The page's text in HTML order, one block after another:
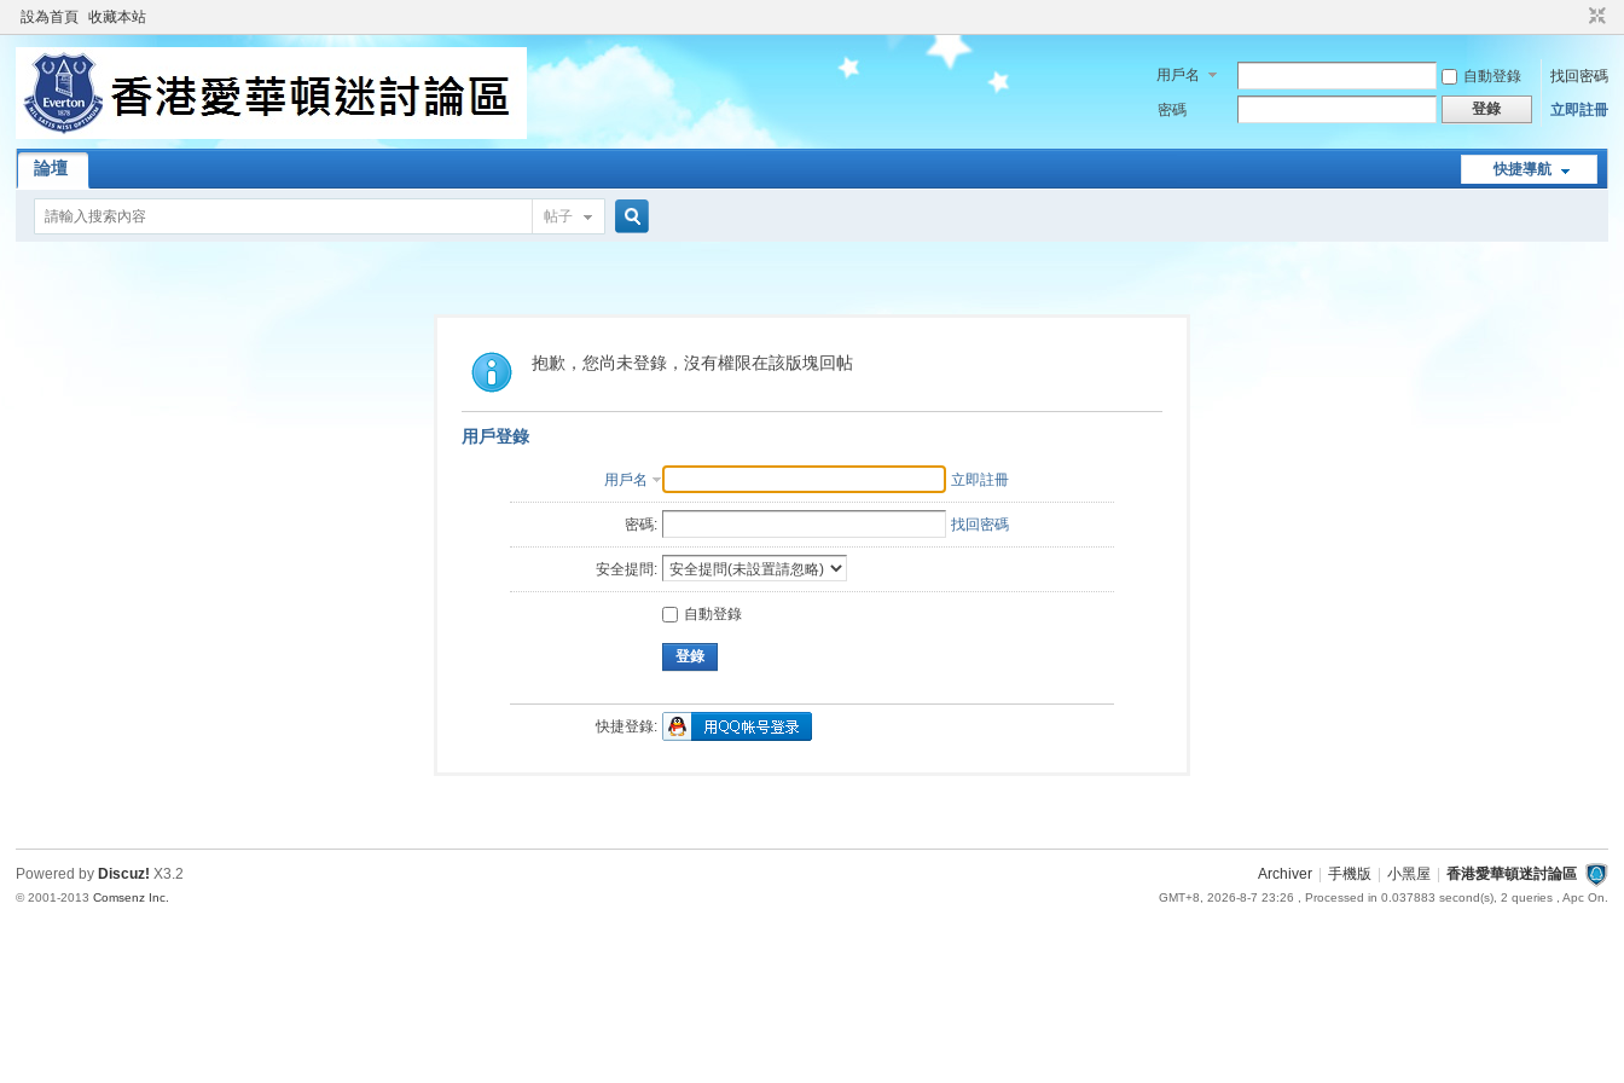
設為首頁 收藏本站
用戶名 自動登錄
找回密碼
密碼
登錄 立即註冊
快捷導航
論壇
帖子
索
抱歉，您尚未登錄，沒有權限在該版塊回帖
用戶登錄
用戶名 立即註冊
密碼: 找回密碼
安全提問:
自動登錄
登錄
快捷登錄:
Archiver 手機版 小黑屋 香港愛華頓迷討論區
GMT+8, 2026-8-7 23:26 , Processed in 0.037883 second(s), 2 queries , Apc On.
Powered by Discuz! X3.2
© 2001-2013Comsenz Inc.